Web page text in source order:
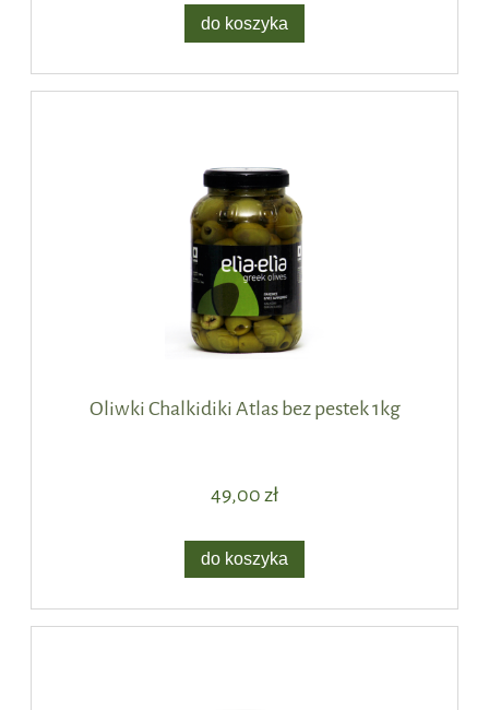
do koszyka
Oliwki Chalkidiki Atlas bez pestek 1kg
49,00 zł
do koszyka